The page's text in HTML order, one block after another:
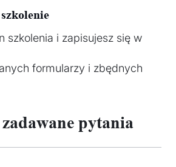
szkolenia i zapisujesz się w
formularzy i zbędnych
pytania